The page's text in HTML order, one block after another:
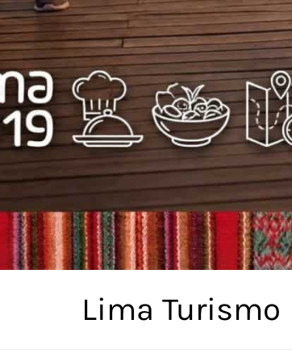
Lima Turismo